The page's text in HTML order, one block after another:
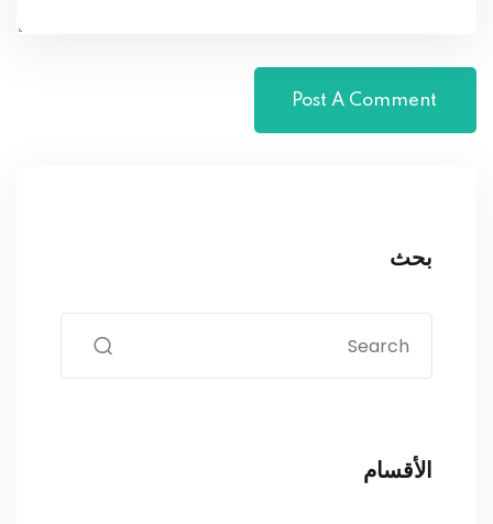
بحث
الأقسام